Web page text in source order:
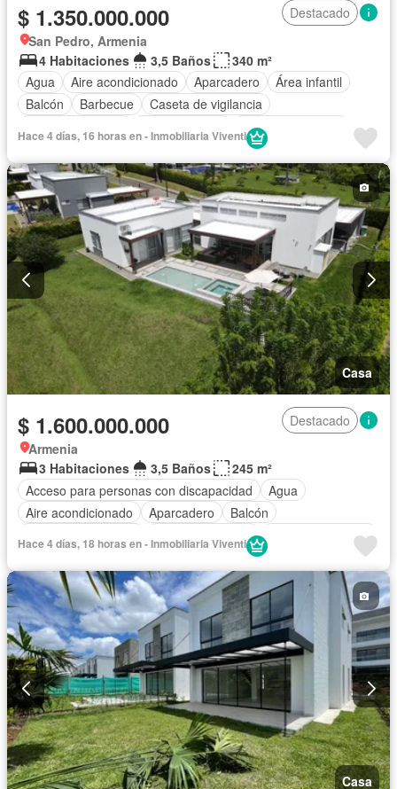
$ 1.350.000.000
Destacado
San Pedro, Armenia
4 Habitaciones
3,5 Baños
340 m²
Agua
Aire acondicionado Aparcadero
Área infantil
Balcón
Barbecue
Caseta de vigilancia
Cuarto de servicio
Gas natural
Jacuzzi
Jardín Estudio Piscina
Vigilante
Seguridad privada
Terraza Vista panorámica Wifi
Hace 4 días, 16 horas en - Inmobiliaria Viventi
Casa
$ 1.600.000.000
Destacado
Armenia
3 Habitaciones
3,5 Baños
245 m²
Acceso para personas con discapacidad
Agua
Aire acondicionado
Aparcadero
Balcón
Cocina amoblada
Cuarto de servicio
Internet
Jardín
Estudio Vigilante Seguridad privada
Terraza
Vista panorámica
Wifi
Hace 4 días, 18 horas en - Inmobiliaria Viventi
Casa